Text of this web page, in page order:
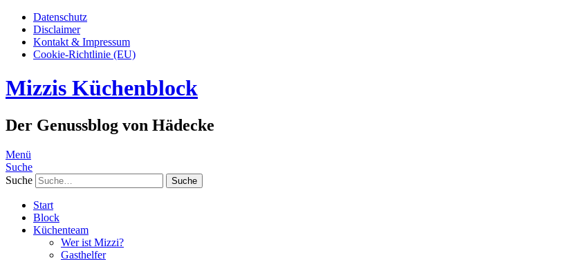
Datenschutz
Disclaimer
Kontakt & Impressum
Cookie-Richtlinie (EU)
Mizzis Küchenblock
Der Genussblog von Hädecke
Menü
Suche
Suche
Start
Block
Küchenteam
Wer ist Mizzi?
Gasthelfer